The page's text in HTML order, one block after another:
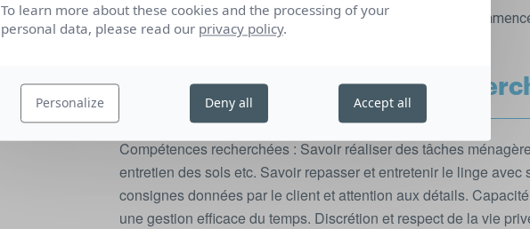
PS : nous sommes impatients de vous rencontrer et de
Compétences et qualités
Compétences recherchées : Savoir réaliser des tâches
entretien des sols etc. Savoir repasser et entretenir le linge avec
consignes données par le client et attention aux détails.
une gestion efficace du temps. Discrétion et respect de la vie
To learn more about these cookies and the processing of your
personal data, please read our privacy policy.
Personalize Deny all Accept all